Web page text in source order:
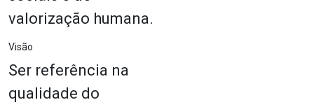
valorização humana.
Visão
Ser referência na
qualidade do